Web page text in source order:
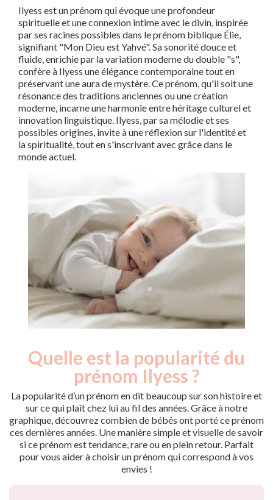
Ilyess est un prénom qui évoque une profondeur
spirituelle et une connexion intime avec le divin, inspirée
par ses racines possibles dans le prénom biblique Élie,
signifiant "Mon Dieu est Yahvé". Sa sonorité douce et
fluide, enrichie par la variation moderne du double "s",
confère à Ilyess une élégance contemporaine tout en
préservant une aura de mystère. Ce prénom, qu'il soit une
résonance des traditions anciennes ou une création
moderne, incarne une harmonie entre héritage culturel et
innovation linguistique. Ilyess, par sa mélodie et ses
possibles origines, invite à une réflexion sur l'identité et
la spiritualité, tout en s'inscrivant avec grâce dans le
monde actuel.
Quelle est la popularité du
prénom Ilyess ?
La popularité d’un prénom en dit beaucoup sur son histoire et
sur ce qui plaît chez lui au fil des années. Grâce à notre
graphique, découvrez combien de bébés ont porté ce prénom
ces dernières années. Une manière simple et visuelle de savoir
si ce prénom est tendance, rare ou en plein retour. Parfait
pour vous aider à choisir un prénom qui correspond à vos
envies !
Popularité du
prénom Ilyess par
année
Année
Nouveaux-
nés
2013
5
2016
5
2017
7